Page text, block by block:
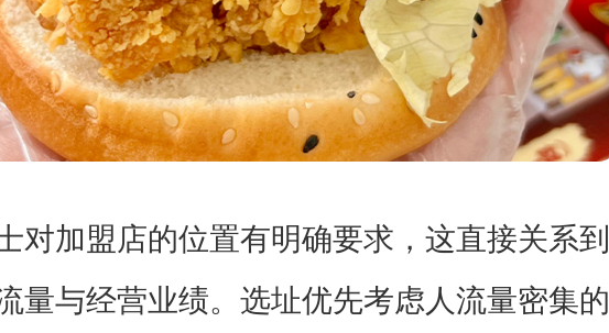
盟店的位置有明确要求，这直接关系到
量与经营业绩。选址优先考虑人流量密集的